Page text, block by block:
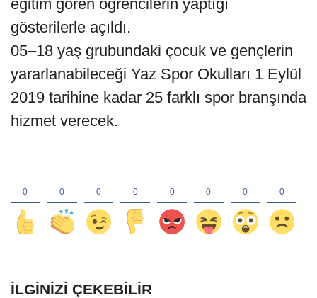
eğitim gören öğrencilerin yaptığı
gösterilerle açıldı.
05–18 yaş grubundaki çocuk ve gençlerin
yararlanabileceği Yaz Spor Okulları 1 Eylül
2019 tarihine kadar 25 farklı spor branşında
hizmet verecek.
İLGINIZI ÇEKEBILIR